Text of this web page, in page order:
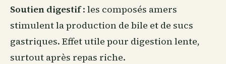
Soutien digestif: les composés amers
stimulent la production de bile et de sucs
gastriques. Effet utile pour digestion lente,
surtout après repas riche.